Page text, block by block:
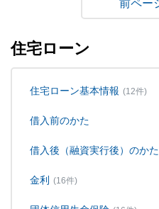
住宅ローン
住宅ローン基本情報 (12件)
借入前のかた
借入後（融資実行後）のかた
金利 (16件)